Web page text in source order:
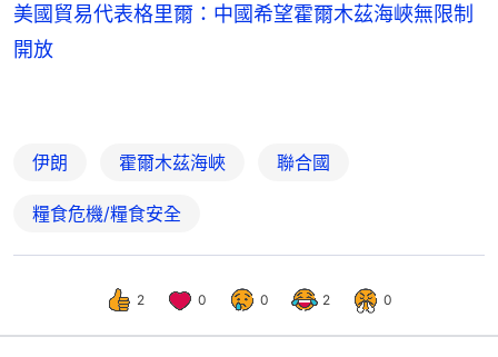
美國貿易代表格里爾：中國希望霍爾木茲海峽無限制
開放
伊朗 霍爾木茲海峽 聯合國
糧食危機/糧食安全
2 0 0 2 0